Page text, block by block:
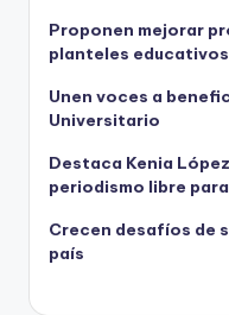
Proponen mejorar
planteles educativos
Unen voces a
Universitario
Destaca Kenia
periodismo libre
Crecen desafíos de
país